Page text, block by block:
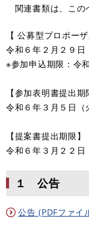
関連書類は、この
【 公募型プロポー
令和６年２月２９
※参加申込期限：令
【参加表明書提出期
令和６年３月５日（
【提案書提出期限】
令和６年３月２２
１ 公告
公告 (PDFファイ